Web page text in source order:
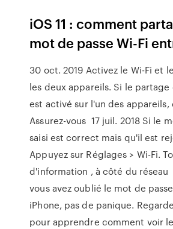
iOS 11 : comment
mot de passe Wi-Fi
30 oct. 2019 Activez le Wi-Fi et
les deux appareils. Si le
est activé sur l'un des appareils,
Assurez-vous 17 juil. 2018 Si le
saisi est correct mais qu'il est
Appuyez sur Réglages > Wi-Fi.
d'information , à côté du réseau
vous avez oublié le mot de
iPhone, pas de panique.
pour apprendre comment voir